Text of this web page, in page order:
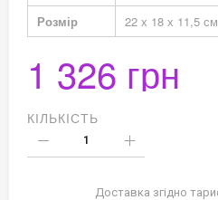
Розмір
22 х 18 х 11,5 см
1 326 грн
КІЛЬКІСТЬ
Доставка згідно